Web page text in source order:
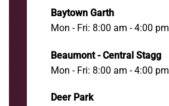
Baytown Garth
Mon - Fri: 8:00 am - 4:00 pm
Beaumont - Central Stagg
Mon - Fri: 8:00 am - 4:00 pm
Deer Park